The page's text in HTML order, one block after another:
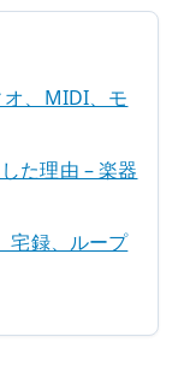
オ、MIDI、モ
た理由 – 楽器
宅録、ループ